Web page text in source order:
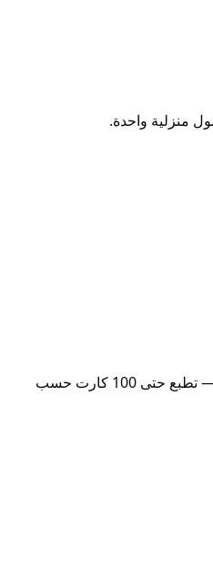
في أول دخول سيكون رصيد المحفظة 0. اضغط «شحن» وادفع عبر Kashier (فيزا، ماستركارد، ميزة، أو محفظة). لحسابات الأدمن، شراء 100 نقطة بسعر 2750 جنيه — تطبع حتى 100 كارت حسب